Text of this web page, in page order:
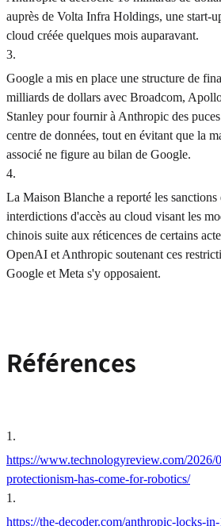
auprès de Volta Infra Holdings, une start-
cloud créée quelques mois auparavant.
3.
Google a mis en place une structure de
milliards de dollars avec Broadcom,
Stanley pour fournir à Anthropic des
centre de données, tout en évitant que la
associé ne figure au bilan de Google.
4.
La Maison Blanche a reporté les sanctions
interdictions d'accès au cloud visant les
chinois suite aux réticences de certains
OpenAI et Anthropic soutenant ces
Google et Meta s'y opposaient.
Références
1 .
https://www.technologyreview.com/2026/
protectionism-has-come-for-robotics/
1 .
https://the-decoder.com/anthropic-locks-